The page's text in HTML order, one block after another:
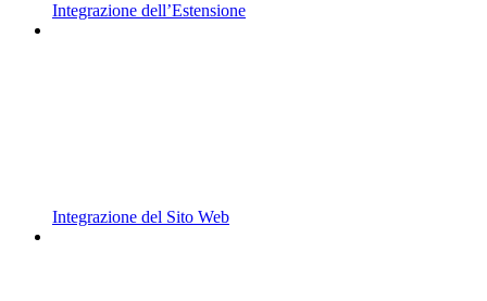
Integrazione dell’Estensione
Integrazione del Sito Web